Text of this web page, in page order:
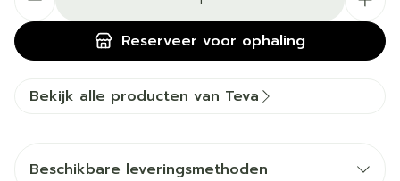
Reserveer voor ophaling
Bekijk alle producten van Teva
Beschikbare leveringsmethoden